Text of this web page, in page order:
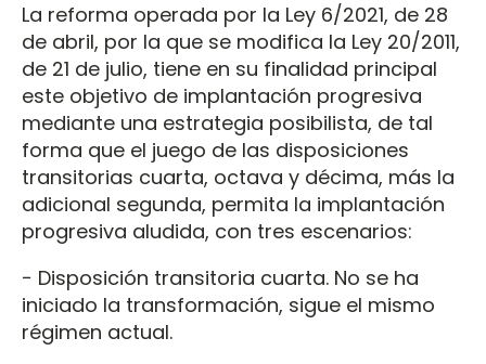
La reforma operada por la Ley 6/2021, de 28
de abril, por la que se modifica la Ley 20/2011,
de 21 de julio, tiene en su finalidad principal
este objetivo de implantación progresiva
mediante una estrategia posibilista, de tal
forma que el juego de las disposiciones
transitorias cuarta, octava y décima, más la
adicional segunda, permita la implantación
progresiva aludida, con tres escenarios:
− Disposición transitoria cuarta. No se ha
iniciado la transformación, sigue el mismo
régimen actual.